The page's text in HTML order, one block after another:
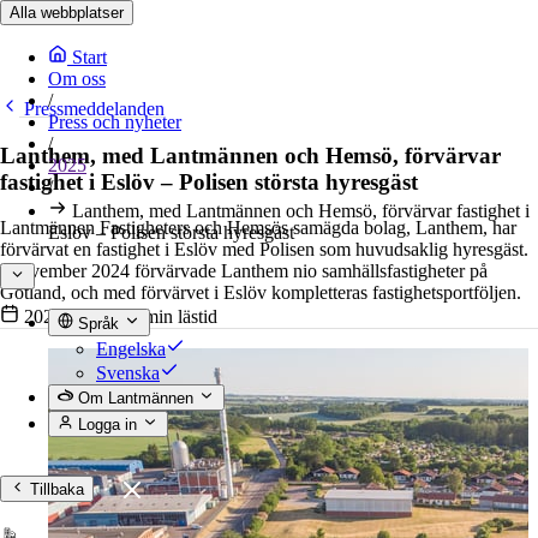
Alla webbplatser
Start
Om oss
/
Press och nyheter
/
2025
/
Lanthem, med Lantmännen och Hemsö, förvärvar fastighet i
Eslöv – Polisen största hyresgäst
Språk
Engelska
Svenska
Om Lantmännen
Logga in
Tillbaka
Pressmeddelanden
Lanthem, med Lantmännen och Hemsö, förvärvar
fastighet i Eslöv – Polisen största hyresgäst
Lantmännen Fastigheters och Hemsös samägda bolag, Lanthem, har
förvärvat en fastighet i Eslöv med Polisen som huvudsaklig hyresgäst.
I november 2024 förvärvade Lanthem nio samhällsfastigheter på
Gotland, och med förvärvet i Eslöv kompletteras fastighetsportföljen.
2025-02-28• 3 min lästid